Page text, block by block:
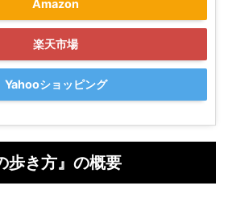
Amazon
楽天市場
Yahooショッピング
歩き方』の概要